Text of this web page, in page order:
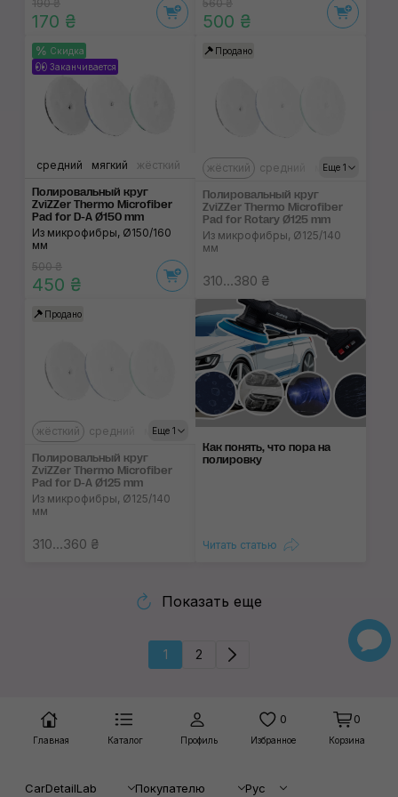
190 ₴
170 ₴
560 ₴
500 ₴
Скидка
Заканчивается
средний мягкий жёсткий
Полировальный круг
ZviZZer Thermo Microfiber
Pad for D-A Ø150 mm
Из микрофибры, Ø150/160
мм
500 ₴
450 ₴
Продано
Еще 1
жёсткий средний мягкий
Полировальный круг
ZviZZer Thermo Microfiber
Pad for Rotary Ø125 mm
Из микрофибры, Ø125/140
мм
310...380 ₴
Продано
Еще 1
жёсткий средний мягкий
Полировальный круг
ZviZZer Thermo Microfiber
Pad for D-A Ø125 mm
Из микрофибры, Ø125/140
мм
310...360 ₴
Как понять, что пора на
полировку
Читать статью
Показать еще
1 2
Главная Каталог Профиль
0
Избранное
0
Корзина
CarDetailLab Покупателю
Рус